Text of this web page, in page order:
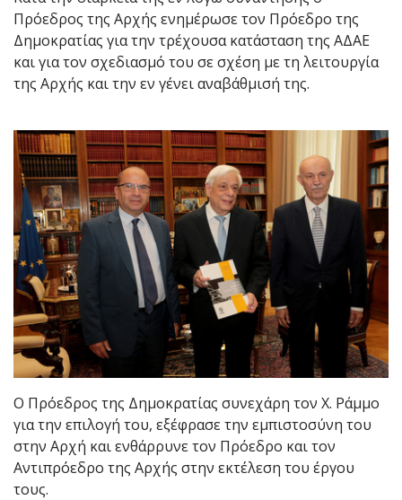
Πρόεδρος της Αρχής ενημέρωσε τον Πρόεδρο της
Δημοκρατίας για την τρέχουσα κατάσταση της ΑΔΑΕ
και για τον σχεδιασμό του σε σχέση με τη λειτουργία
της Αρχής και την εν γένει αναβάθμισή της.
Ο Πρόεδρος της Δημοκρατίας συνεχάρη τον Χ. Ράμμο
για την επιλογή του, εξέφρασε την εμπιστοσύνη του
στην Αρχή και ενθάρρυνε τον Πρόεδρο και τον
Αντιπρόεδρο της Αρχής στην εκτέλεση του έργου
τους.